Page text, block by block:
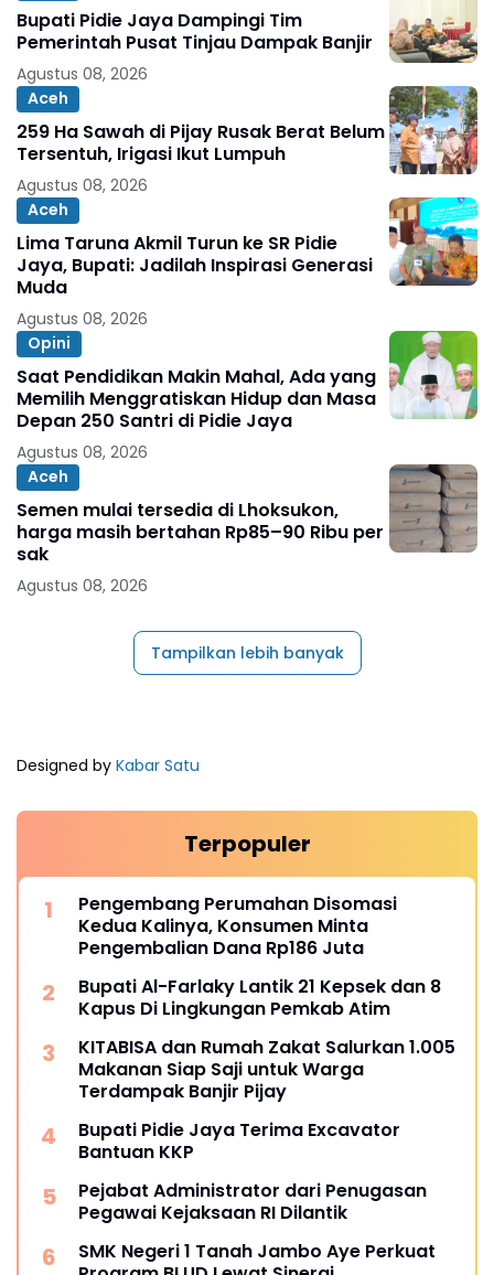
Bupati Pidie Jaya Dampingi Tim
Pemerintah Pusat Tinjau Dampak Banjir
Agustus 08, 2026
Aceh
259 Ha Sawah di Pijay Rusak Berat Belum
Tersentuh, Irigasi Ikut Lumpuh
Agustus 08, 2026
Aceh
Lima Taruna Akmil Turun ke SR Pidie
Jaya, Bupati: Jadilah Inspirasi Generasi
Muda
Agustus 08, 2026
Opini
Saat Pendidikan Makin Mahal, Ada yang
Memilih Menggratiskan Hidup dan Masa
Depan 250 Santri di Pidie Jaya
Agustus 08, 2026
Aceh
Semen mulai tersedia di Lhoksukon,
harga masih bertahan Rp85–90 Ribu per
sak
Agustus 08, 2026
Tampilkan lebih banyak
Designed by Kabar Satu
Terpopuler
Pengembang Perumahan Disomasi
Kedua Kalinya, Konsumen Minta
Pengembalian Dana Rp186 Juta
Bupati Al-Farlaky Lantik 21 Kepsek dan 8
Kapus Di Lingkungan Pemkab Atim
KITABISA dan Rumah Zakat Salurkan 1.005
Makanan Siap Saji untuk Warga
Terdampak Banjir Pijay
Bupati Pidie Jaya Terima Excavator
Bantuan KKP
Pejabat Administrator dari Penugasan
Pegawai Kejaksaan RI Dilantik
SMK Negeri 1 Tanah Jambo Aye Perkuat